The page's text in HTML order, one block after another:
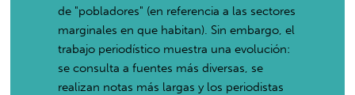
de "pobladores" (en referencia a las sectores
marginales en que habitan). Sin embargo, el
trabajo periodístico muestra una evolución:
se consulta a fuentes más diversas, se
realizan notas más largas y los periodistas